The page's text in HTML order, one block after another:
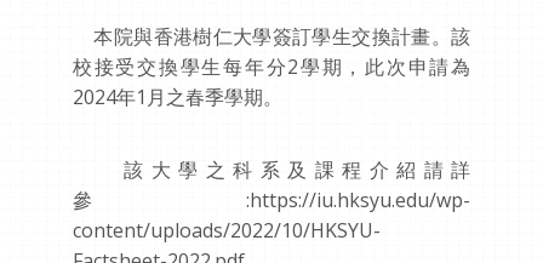
本院與香港樹仁大學簽訂學生交換計畫。該
校接受交換學生每年分2學期，此次申請為
2024年1月之春季學期。
該大學之科系及課程介紹請詳
參:https://iu.hksyu.edu/wp-
content/uploads/2022/10/HKSYU-